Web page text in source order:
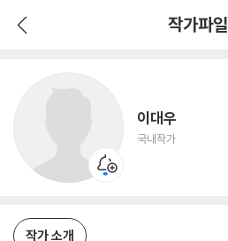
작가파일
이대우
국내작가
작가 소개